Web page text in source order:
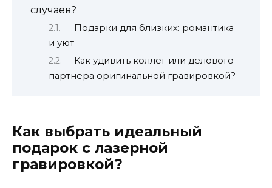
случаев?
Подарки для близких: романтика
и уют
Как удивить коллег или делового
партнера оригинальной гравировкой?
Как выбрать идеальный
подарок с лазерной
гравировкой?